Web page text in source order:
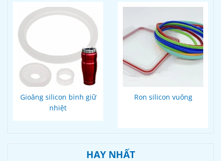
Gioăng silicon bình giữ
nhiệt
Ron silicon vuông
HAY NHẤT